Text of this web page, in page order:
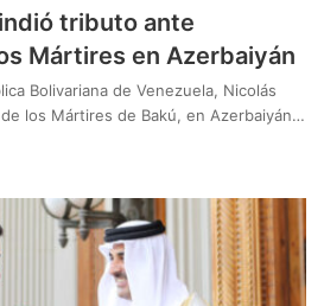
tributo ante
Mártires en Azerbaiyán
Bolivariana de Venezuela, Nicolás
los Mártires de Bakú, en Azerbaiyán…